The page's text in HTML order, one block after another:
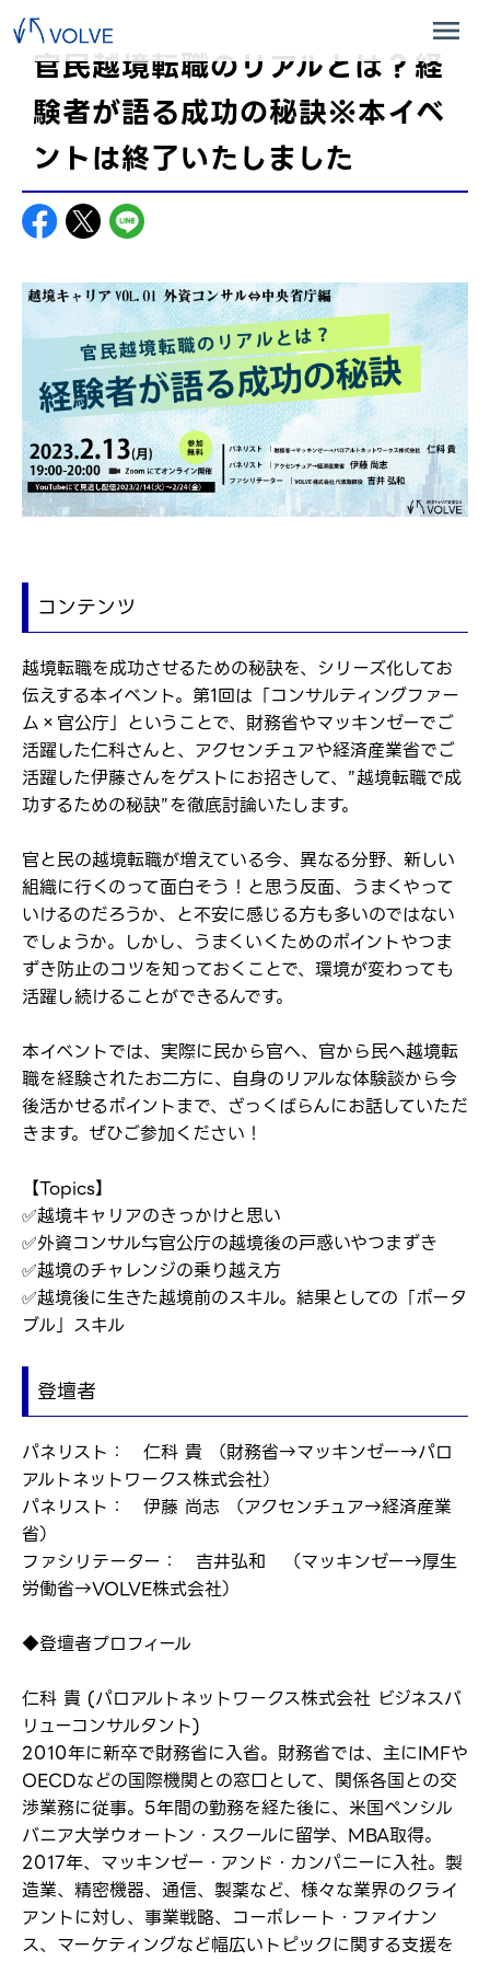
官民越境転職のリアルとは？経
験者が語る成功の秘訣※本イベ
ントは終了いたしました
コンテンツ
越境転職を成功させるための秘訣を、シリーズ化してお
伝えする本イベント。第1回は「コンサルティングファー
ム×官公庁」ということで、財務省やマッキンゼーでご
活躍した仁科さんと、アクセンチュアや経済産業省でご
活躍した伊藤さんをゲストにお招きして、”越境転職で成
功するための秘訣”を徹底討論いたします。
官と民の越境転職が増えている今、異なる分野、新しい
組織に行くのって面白そう！と思う反面、うまくやって
いけるのだろうか、と不安に感じる方も多いのではない
でしょうか。しかし、うまくいくためのポイントやつま
ずき防止のコツを知っておくことで、環境が変わっても
活躍し続けることができるんです。
本イベントでは、実際に民から官へ、官から民へ越境転
職を経験されたお二方に、自身のリアルな体験談から今
後活かせるポイントまで、ざっくばらんにお話していただ
きます。ぜひご参加ください！
【Topics】
✅越境キャリアのきっかけと思い
✅外資コンサル⇆官公庁の越境後の戸惑いやつまずき
✅越境のチャレンジの乗り越え方
✅越境後に生きた越境前のスキル。結果としての「ポータ
ブル」スキル
登壇者
パネリスト： 仁科 貴 （財務省→マッキンゼー→パロ
アルトネットワークス株式会社）
パネリスト： 伊藤 尚志 （アクセンチュア→経済産業
省）
ファシリテーター： 吉井弘和 （マッキンゼー→厚生
労働省→VOLVE株式会社）
◆登壇者プロフィール
仁科 貴 (パロアルトネットワークス株式会社 ビジネスバ
リューコンサルタント)
2010年に新卒で財務省に入省。財務省では、主にIMFや
OECDなどの国際機関との窓口として、関係各国との交
渉業務に従事。5年間の勤務を経た後に、米国ペンシル
バニア大学ウォートン・スクールに留学、MBA取得。
2017年、マッキンゼー・アンド・カンパニーに入社。製
造業、精密機器、通信、製薬など、様々な業界のクライ
アントに対し、事業戦略、コーポレート・ファイナン
ス、マーケティングなど幅広いトピックに関する支援を